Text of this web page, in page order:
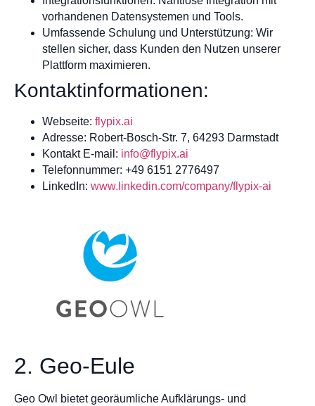
vorhandenen Datensystemen und Tools.
Umfassende Schulung und Unterstützung: Wir
stellen sicher, dass Kunden den Nutzen unserer
Plattform maximieren.
Kontaktinformationen:
Webseite: flypix.ai
Adresse: Robert-Bosch-Str. 7, 64293 Darmstadt
Kontakt E-mail: info@flypix.ai
Telefonnummer: +49 6151 2776497
LinkedIn: www.linkedin.com/company/flypix-ai
2. Geo-Eule
Geo Owl bietet georäumliche Aufklärungs- und